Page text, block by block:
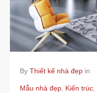
By Thiết kế nhà đẹp in
Mẫu nhà đẹp Kiến trúc